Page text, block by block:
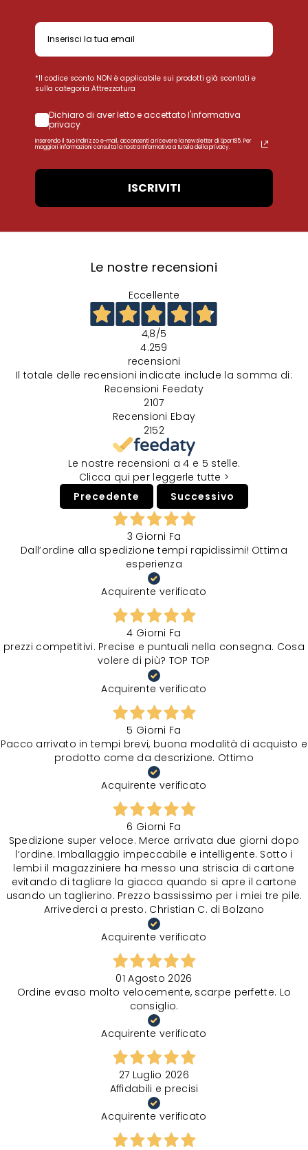
*Il codice sconto NON è applicabile sui prodotti già scontati e
sulla categoria Attrezzatura
Dichiaro di aver letto e accettato l'informativa
privacy
Inserendo il tuo indirizzo e-mail, acconsenti a ricevere la newsletter di Sport85. Per
maggiori informazioni consulta la nostra Informativa a tutela della privacy.
ISCRIVITI
Le nostre recensioni
Eccellente
4,8/5
4.259
recensioni
Il totale delle recensioni indicate include la somma di:
Recensioni Feedaty
2107
Recensioni Ebay
2152
Le nostre recensioni a 4 e 5 stelle.
Clicca qui per leggerle tutte >
Precedente
Successivo
3 Giorni Fa
Dall’ordine alla spedizione tempi rapidissimi! Ottima
esperienza
Acquirente verificato
4 Giorni Fa
prezzi competitivi. Precise e puntuali nella consegna. Cosa
volere di più? TOP TOP
Acquirente verificato
5 Giorni Fa
Pacco arrivato in tempi brevi, buona modalità di acquisto e
prodotto come da descrizione. Ottimo
Acquirente verificato
6 Giorni Fa
Spedizione super veloce. Merce arrivata due giorni dopo
l‘ordine. Imballaggio impeccabile e intelligente. Sotto i
lembi il magazziniere ha messo una striscia di cartone
evitando di tagliare la giacca quando si apre il cartone
usando un taglierino. Prezzo bassissimo per i miei tre pile.
Arrivederci a presto. Christian C. di Bolzano
Acquirente verificato
01 Agosto 2026
Ordine evaso molto velocemente, scarpe perfette. Lo
consiglio.
Acquirente verificato
27 Luglio 2026
Affidabili e precisi
Acquirente verificato